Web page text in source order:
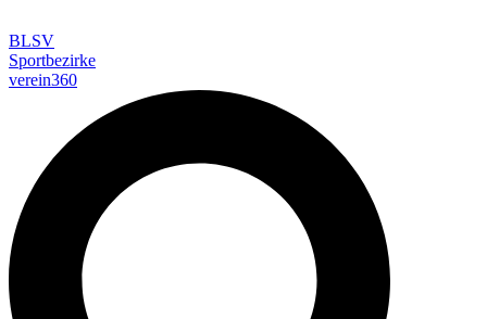
BLSV
Sportbezirke
verein360